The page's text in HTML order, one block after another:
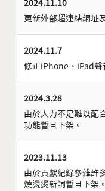
2024.11.10
更新外部超連結網址
2024.11.7
修正iPhone、iPad聲
2024.3.28
由於人力不足難以配
功能暫且下架。
2023.11.13
由於貢獻紀錄參雜許
燒燙燙新詞暫且下架。